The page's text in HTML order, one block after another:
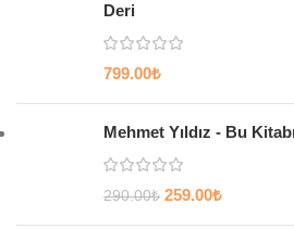
Deri
799.00₺
Mehmet Yıldız - Bu
290.00₺ 259.00₺